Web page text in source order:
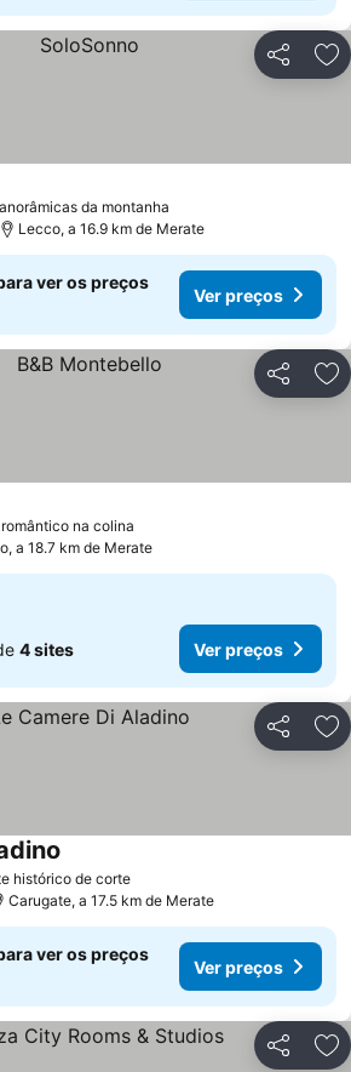
Partilhar
da montanha
Lecco, a 16.9 km de Merate
ver os preços
Ver preços
Partilhar
na colina
a 18.7 km de Merate
4 sites Ver preços
Partilhar
histórico de corteVer preços
Carugate, a 17.5 km de Merate
ver os preços
Ver preços
Partilhar